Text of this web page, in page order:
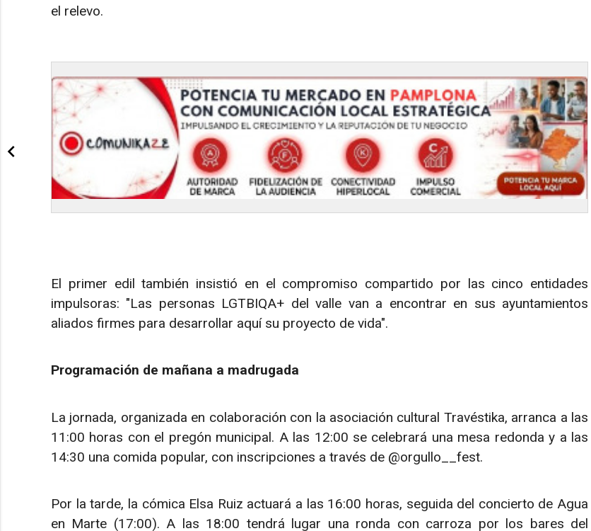
el relevo.
El primer edil también insistió en el compromiso compartido por las cinco entidades
impulsoras: "Las personas LGTBIQA+ del valle van a encontrar en sus ayuntamientos
aliados firmes para desarrollar aquí su proyecto de vida".
Programación de mañana a madrugada
La jornada, organizada en colaboración con la asociación cultural Travéstika, arranca a las
11:00 horas con el pregón municipal. A las 12:00 se celebrará una mesa redonda y a las
14:30 una comida popular, con inscripciones a través de @orgullo__fest.
Por la tarde, la cómica Elsa Ruiz actuará a las 16:00 horas, seguida del concierto de Agua
en Marte (17:00). A las 18:00 tendrá lugar una ronda con carroza por los bares del